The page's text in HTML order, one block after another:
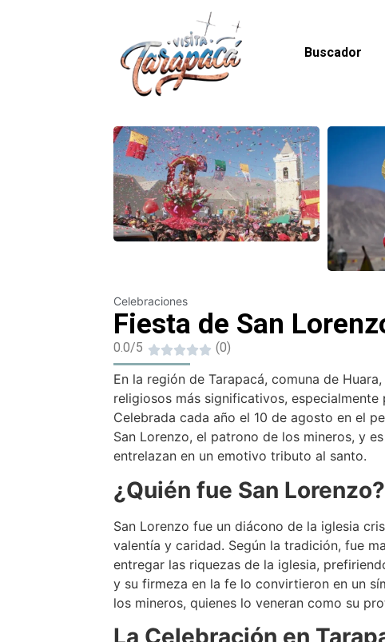
Buscador
Celebraciones
Fiesta de San
0.0/5 (0)
En la región de Tarapacá, comuna de
religiosos más significativos,
Celebrada cada año el 10 de agosto en el
San Lorenzo, el patrono de los mineros, y
entrelazan en un emotivo tributo al santo.
¿Quién fue San Lorenzo?
San Lorenzo fue un diácono de la iglesia
valentía y caridad. Según la tradición, fue
entregar las riquezas de la iglesia,
y su firmeza en la fe lo convirtieron en un
los mineros, quienes lo veneran como su
La Celebración en